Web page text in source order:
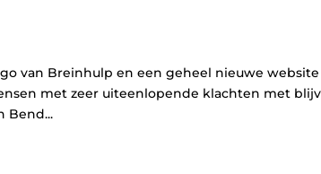
van Breinhulp en een geheel nieuwe website
met zeer uiteenlopende klachten met
Bend...